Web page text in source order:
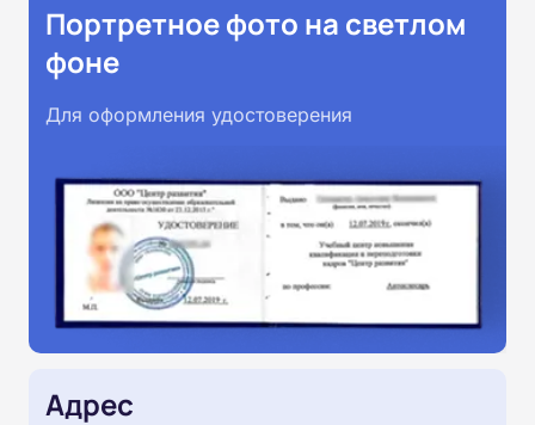
Портретное фото на светлом
фоне
Для оформления удостоверения
Адрес